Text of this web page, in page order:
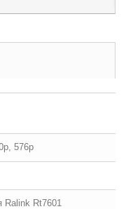
576p
Ralink Rt7601